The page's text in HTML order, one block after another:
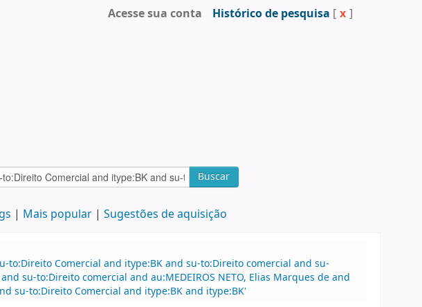
Acesse sua conta Histórico de pesquisa [ x ]
Buscar
Mais popular Sugestões de aquisição
to:Direito Comercial and itype:BK and su-to:Direito comercial and su-
su-to:Direito comercial and au:MEDEIROS NETO, Elias Marques de and
su-to:Direito Comercial and itype:BK and itype:BK'